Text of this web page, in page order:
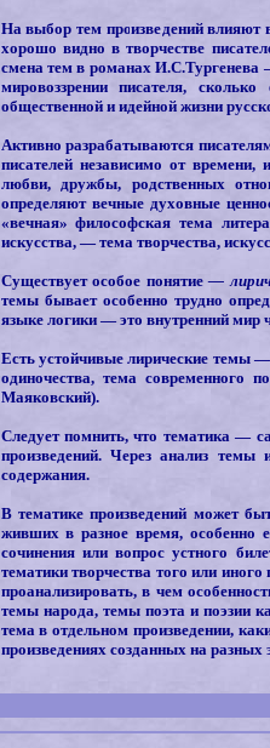
На выбор тем произведений влияют
хорошо видно в творчестве
смена тем в романах И.С.Тургенева
мировоззрении писателя,
общественной и идейной жизни
Активно разрабатываются
писателей независимо от
любви, дружбы, родственных
определяют вечные духовные
«вечная» философская тема
искусства, — тема творчества,
Существует особое понятие—
темы бывает особенно трудно
языке логики — это внутренний мир
Есть устойчивые лирические темы
одиночества, тема
Маяковский).
Следует помнить, что тематика —
произведений. Через анализ темы
содержания.
В тематике произведений может
живших в разное время, особенно
сочинения или вопрос устного
тематики творчества того или
проанализировать, в чем
темы народа, темы поэта и поэзии
тема в отдельном произведении,
произведениях созданных на разных